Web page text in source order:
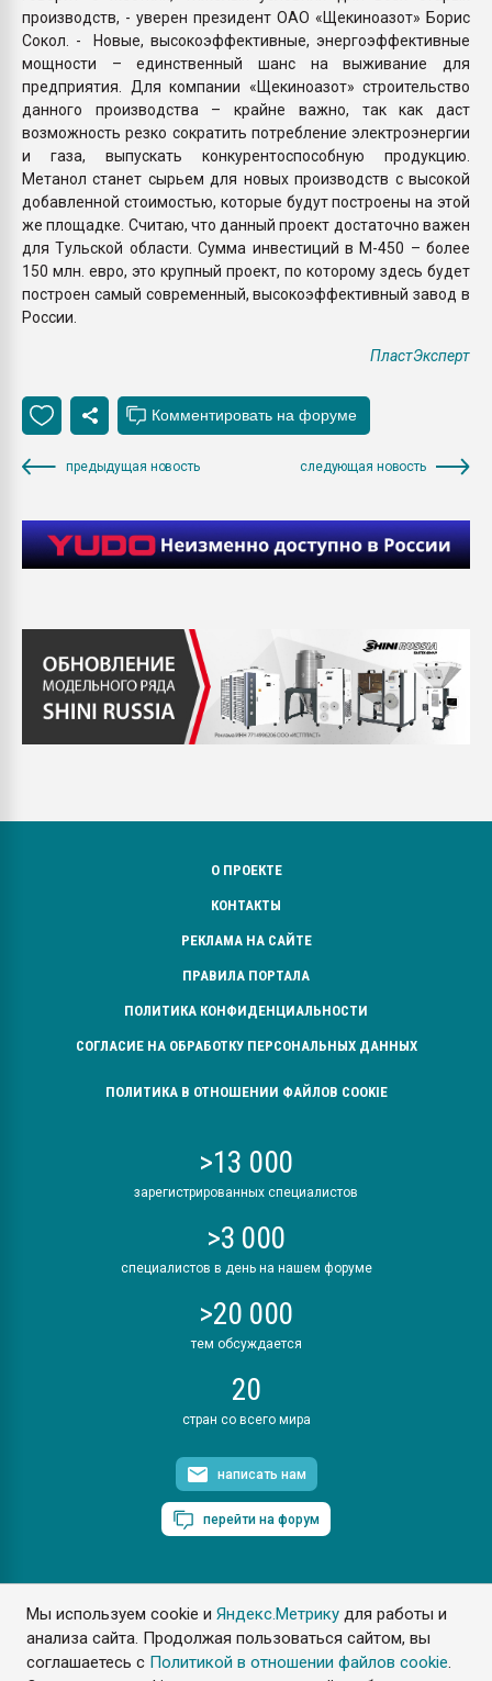
Мы используем cookie иЯндекс.Метрику для работы и
анализа сайта. Продолжая пользоваться сайтом, вы
соглашаетесь с Политикой в отношении файлов cookie.
производств, - уверен президент ОАО «Щекиноазот» Борис
Сокол. - Новые, высокоэффективные, энергоэффективные
мощности – единственный шанс на выживание для
предприятия. Для компании «Щекиноазот» строительство
данного производства – крайне важно, так как даст
возможность резко сократить потребление электроэнергии
и газа, выпускать конкурентоспособную продукцию.
Метанол станет сырьем для новых производств с высокой
добавленной стоимостью, которые будут построены на этой
же площадке. Считаю, что данный проект достаточно важен
для Тульской области. Сумма инвестиций в М-450 – более
150 млн. евро, это крупный проект, по которому здесь будет
построен самый современный, высокоэффективный завод в
России.
ПластЭксперт
предыдущая новость следующая новость
О ПРОЕКТЕ
КОНТАКТЫ
РЕКЛАМА НА САЙТЕ
ПРАВИЛА ПОРТАЛА
ПОЛИТИКА КОНФИДЕНЦИАЛЬНОСТИ
СОГЛАСИЕ НА ОБРАБОТКУ ПЕРСОНАЛЬНЫХ ДАННЫХ
ПОЛИТИКА В ОТНОШЕНИИ ФАЙЛОВ COOKIE
>13 000
зарегистрированных специалистов
>3 000
специалистов в день на нашем форуме
>20 000
тем обсуждается
20
стран со всего мира
написать нам
перейти на форум
ПластЭксперт © 2006. Все права защищены
Разрешается копирование материалов сайта с обязательной
ссылкой на www.e-plastic.ru